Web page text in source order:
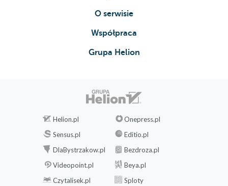
O serwisie
Współpraca
Grupa Helion
Helion.pl
Onepress.pl
Sensus.pl
Editio.pl
DlaBystrzakow.pl
Bezdroza.pl
Videopoint.pl
Beya.pl
Czytalisek.pl
Sploty